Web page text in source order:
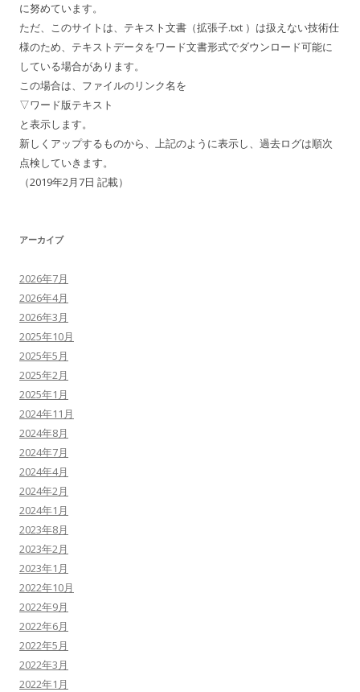
に努めています。
ただ、このサイトは、テキスト文書（拡張子.txt ）は扱えない技術仕
様のため、テキストデータをワード文書形式でダウンロード可能に
している場合があります。
この場合は、ファイルのリンク名を
▽ワード版テキスト
と表示します。
新しくアップするものから、上記のように表示し、過去ログは順次
点検していきます。
（2019年2月7日 記載）
アーカイブ
2026年7月
2026年4月
2026年3月
2025年10月
2025年5月
2025年2月
2025年1月
2024年11月
2024年8月
2024年7月
2024年4月
2024年2月
2024年1月
2023年8月
2023年2月
2023年1月
2022年10月
2022年9月
2022年6月
2022年5月
2022年3月
2022年1月